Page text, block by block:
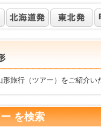
旅行（ツアー）をご紹介い
を検索